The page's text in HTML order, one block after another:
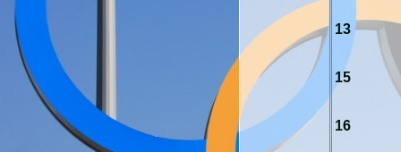
13
15
16